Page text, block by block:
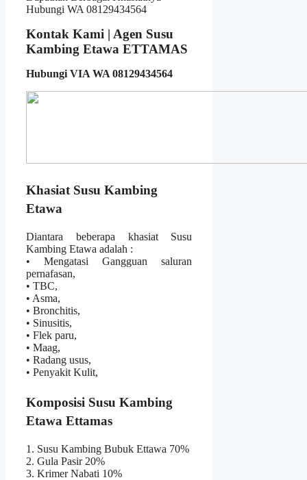
Kontak Kami | Agen Susu
Kambing Etawa ETTAMAS
Hubungi VIA WA 08129434564
Khasiat Susu Kambing
Etawa
Diantara beberapa khasiat Susu
Kambing Etawa adalah :
• Mengatasi Gangguan saluran
pernafasan,
• TBC,
• Asma,
• Bronchitis,
• Sinusitis,
• Flek paru,
• Maag,
• Radang usus,
• Penyakit Kulit,
Komposisi Susu Kambing
Etawa Ettamas
1. Susu Kambing Bubuk Ettawa 70%
2. Gula Pasir 20%
3. Krimer Nabati 10%